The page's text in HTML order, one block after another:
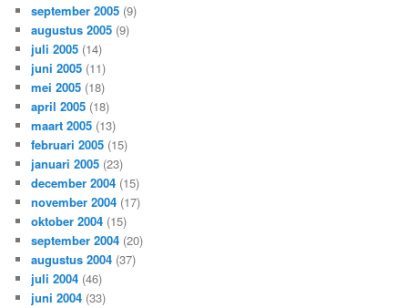
september 2005 (9)
augustus 2005 (9)
juli 2005 (14)
juni 2005 (11)
mei 2005 (18)
april 2005 (18)
maart 2005 (13)
februari 2005 (15)
januari 2005 (23)
december 2004 (15)
november 2004 (17)
oktober 2004 (15)
september 2004 (20)
augustus 2004 (37)
juli 2004 (46)
juni 2004 (33)